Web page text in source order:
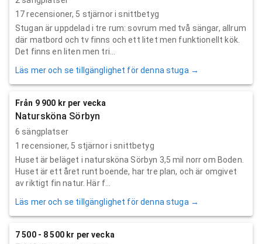
17recensioner, 5 stjärnor i snittbetyg
Stugan är uppdelad i tre rum: sovrum med två sängar, allrum
där matbord och tv finns och ett litet men funktionellt kök.
Det finns en liten men tri...
Läs mer och se tillgänglighet för denna stuga →
Från 9 900 kr per vecka
Natursköna Sörbyn
6 sängplatser
1 recensioner, 5 stjärnor i snittbetyg
Huset är beläget i natursköna Sörbyn 3,5 mil norr om Boden.
Huset är ett året runt boende, har tre plan, och är omgivet
av riktigt fin natur. Här f...
Läs mer och se tillgänglighet för denna stuga →
7 500 - 8 500 kr per vecka